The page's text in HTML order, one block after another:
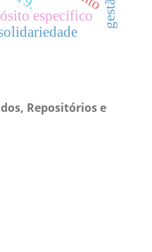
específico
Repositórios e